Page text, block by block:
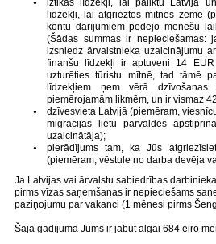
līdzekļi, lai atgrieztos mītnes zemē
kontu darījumiem pēdējo mēnešu
(Šādas summas ir nepieciešamas:
izsniedz ārvalstnieka uzaicinājumu
finanšu līdzekļi ir aptuveni 14
uzturēties tūristu mītnē, tad tāmē
līdzekļiem ņem vērā dzīvošanas
piemērojamām likmēm, un ir vismaz
dzīvesvieta Latvijā (piemēram,
migrācijas lietu pārvaldes
uzaicinātāja);
pierādījums tam, ka Jūs
(piemēram, vēstule no darba devēja
Ja Latvijas vai ārvalstu sabiedrības
pirms vīzas saņemšanas ir nepieciešams
paziņojumu par vakanci (1 mēnesi pirms
Šajā gadījumā Jums ir jābūt algai 684 eiro